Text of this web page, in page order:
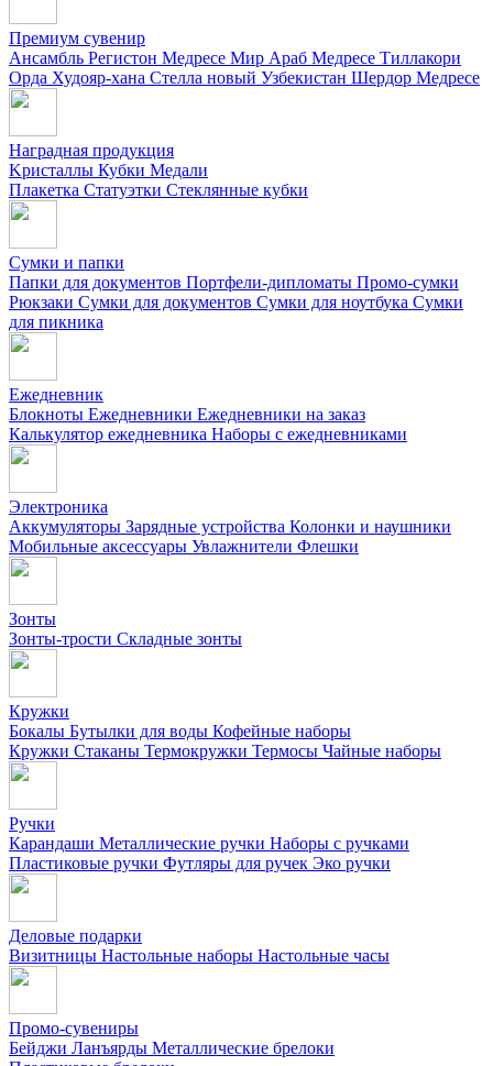
Премиум сувенир
Ансамбль Регистон Медресе Мир Араб Медресе Тиллакори
Орда Худояр-хана Стелла новый Узбекистан Шердор Медресе
Наградная продукция
Kристаллы Кубки Медали
Плакетка Статуэтки Стеклянные кубки
Сумки и папки
Папки для документов Портфели-дипломаты Промо-сумки
Рюкзаки Сумки для документов Сумки для ноутбука Сумки
для пикника
Ежедневник
Блокноты Ежедневники Ежедневники на заказ
Калькулятор ежедневника Наборы с ежедневниками
Электроника
Аккумуляторы Зарядные устройства Колонки и наушники
Мобильные аксессуары Увлажнители Флешки
Зонты
Зонты-трости Складные зонты
Кружки
Бокалы Бутылки для воды Кофейные наборы
Кружки Стаканы Термокружки Термосы Чайные наборы
Ручки
Карандаши Металлические ручки Наборы с ручками
Пластиковые ручки Футляры для ручек Эко ручки
Деловые подарки
Визитницы Настольные наборы Настольные часы
Промо-сувениры
Бейджи Ланъярды Металлические брелоки